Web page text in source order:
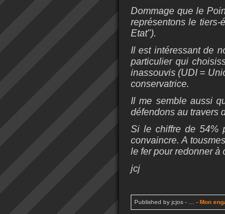
Dommage que le
représentons le
Etat").
Il est intéressant de
particulier qui
inassouvis (UDI =
conservatrice.
Il me semble aussi
défendons au travers
Si le chiffre de 54%
convaincre. A
le fer pour redonner à
jcj
Published by jcjos - - Mon